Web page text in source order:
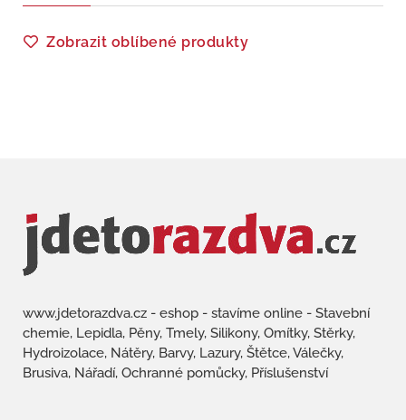
Zobrazit oblíbené produkty
www.jdetorazdva.cz - eshop - stavíme online - Stavební
chemie, Lepidla, Pěny, Tmely, Silikony, Omítky, Stěrky,
Hydroizolace, Nátěry, Barvy, Lazury, Štětce, Válečky,
Brusiva, Nářadí, Ochranné pomůcky, Příslušenství